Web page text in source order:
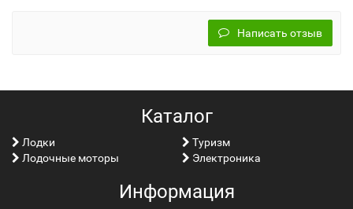
Написать отзыв
Каталог
Лoдки
Лодочные моторы
Туризм
Электроника
Информация